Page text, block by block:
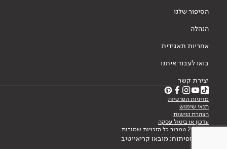
הסיפור שלנו
הנהלה
אחריות תאגידית
בואו לעבוד איתנו
יצירת קשר
מדיניות הפרטיות
תנאי שימוש
הצהרת נגישות
עדכון או ביטול עסקה
© 2026 טמבור כל הזכויות שמורות
עיצוב ופיתוח: מובאו קריאייטיב